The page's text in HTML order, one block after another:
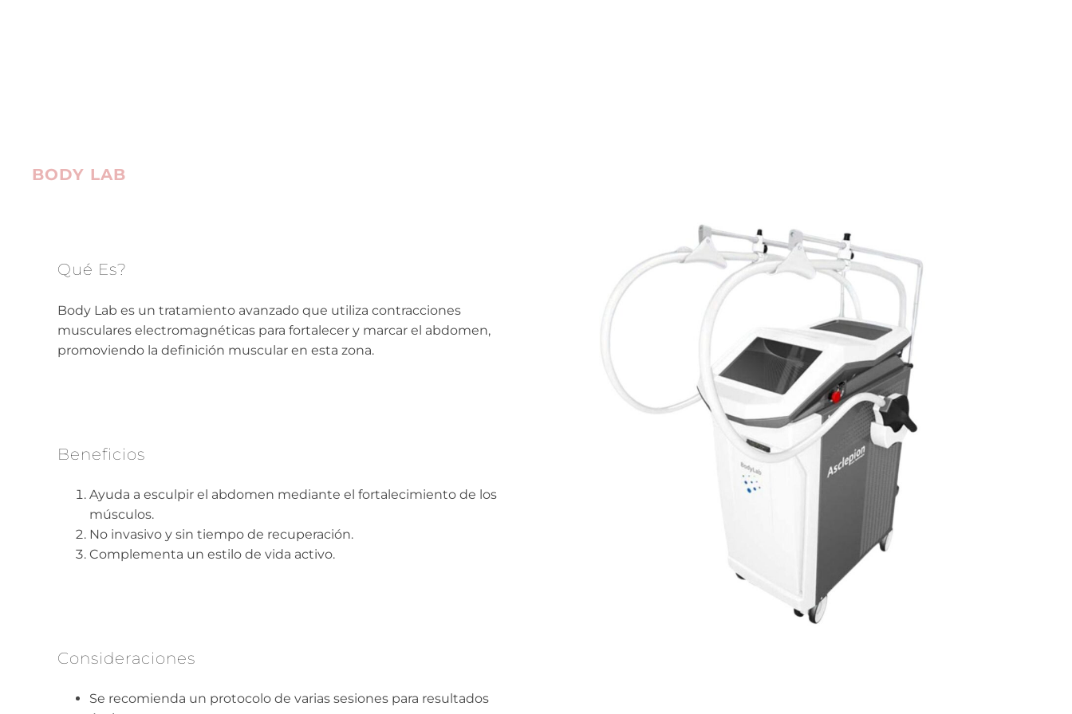
BODY LAB
Qué Es?
Body Lab es un tratamiento avanzado que utiliza contracciones
musculares electromagnéticas para fortalecer y marcar el abdomen,
promoviendo la definición muscular en esta zona.
Beneficios
Ayuda a esculpir el abdomen mediante el fortalecimiento de los
músculos.
No invasivo y sin tiempo de recuperación.
Complementa un estilo de vida activo.
Consideraciones
Se recomienda un protocolo de varias sesiones para resultados